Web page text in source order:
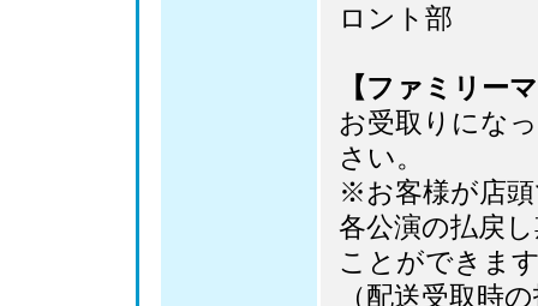
ロント部
【ファミリー
お受取りにな
さい。
※お客様が店
各公演の払戻
ことができま
（配送受取時